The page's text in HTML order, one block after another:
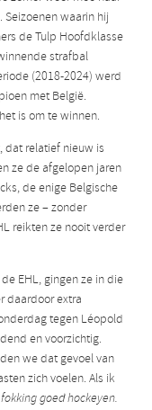
waarin hij
de Tulp Hoofdklasse
strafbal
(2018-2024) werd
met België.
is om te winnen.
dat relatief nieuw is
ze de afgelopen jaren
de enige Belgische
ze – zonder
reikten ze nooit verder
EHL, gingen ze in die
daardoor extra
tegen Léopold
en voorzichtig.
we dat gevoel van
zich voelen. Als ik
goed hockeyen.